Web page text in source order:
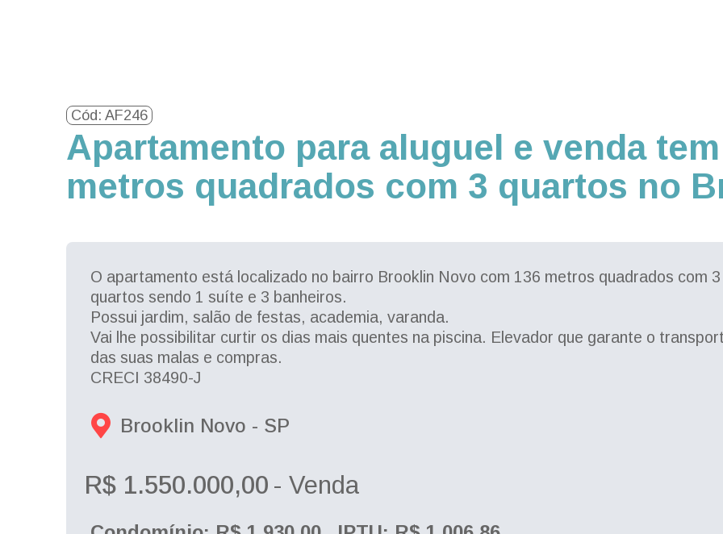
Cód: AF246
Apartamento para aluguel e venda
metros quadrados com 3 quartos no
O apartamento está localizado no bairro Brooklin Novo com 136 metros quadrados com 3
quartos sendo 1 suíte e 3 banheiros.
Possui jardim, salão de festas, academia, varanda.
Vai lhe possibilitar curtir os dias mais quentes na piscina. Elevador que garante o
das suas malas e compras.
CRECI 38490-J
Brooklin Novo - SP
R$ 1.550.000,00 - Venda